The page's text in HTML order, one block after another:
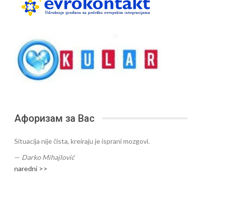
Афоризам за Вас
Situacija nije čista, kreiraju je isprani mozgovi.
— Darko Mihajlović
naredni >>